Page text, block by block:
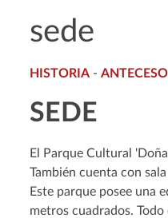
sede
HISTORIA -
SEDE
El Parque Cultural
También cuenta con
Este parque posee una
metros cuadrados.